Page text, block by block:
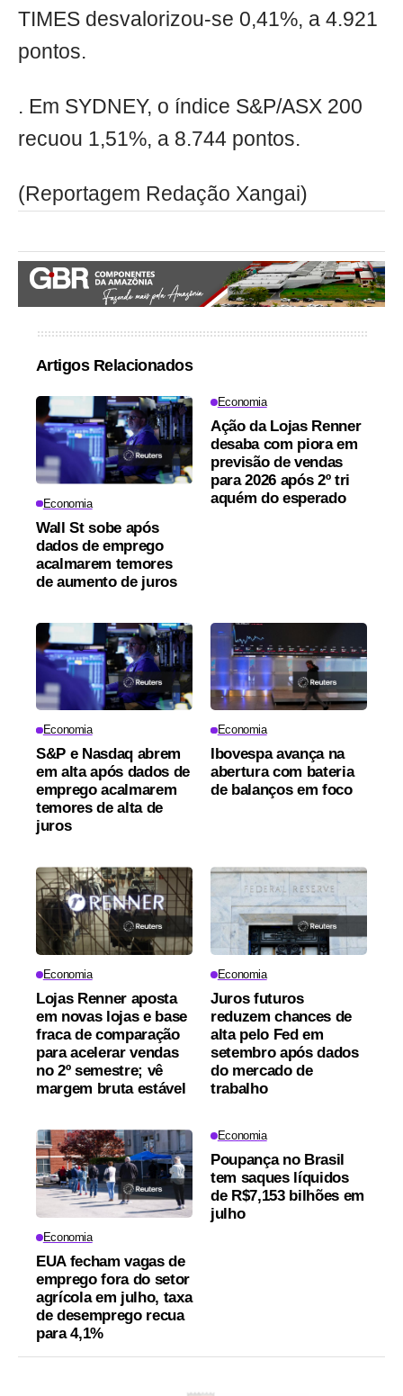
TIMES desvalorizou-se 0,41%, a 4.921
pontos.
. Em SYDNEY, o índice S&P/ASX 200
recuou 1,51%, a 8.744 pontos.
(Reportagem Redação Xangai)
Artigos Relacionados
Economia
Wall St sobe após
dados de emprego
acalmarem temores
de aumento de juros
Economia
Ação da Lojas Renner
desaba com piora em
previsão de vendas
para 2026 após 2º tri
aquém do esperado
Economia
S&P e Nasdaq abrem
em alta após dados de
emprego acalmarem
temores de alta de
juros
Economia
Ibovespa avança na
abertura com bateria
de balanços em foco
Economia
Lojas Renner aposta
em novas lojas e base
fraca de comparação
para acelerar vendas
no 2º semestre; vê
margem bruta estável
Economia
Juros futuros
reduzem chances de
alta pelo Fed em
setembro após dados
do mercado de
trabalho
Economia
EUA fecham vagas de
emprego fora do setor
agrícola em julho, taxa
de desemprego recua
para 4,1%
Economia
Poupança no Brasil
tem saques líquidos
de R$7,153 bilhões em
julho